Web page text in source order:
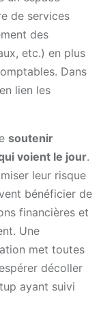
de services
des
etc.) en plus
Dans
lien les
soutenir
voient le jour.
leur risque
bénéficier de
financières et
Une
met toutes
décoller
ayant suivi